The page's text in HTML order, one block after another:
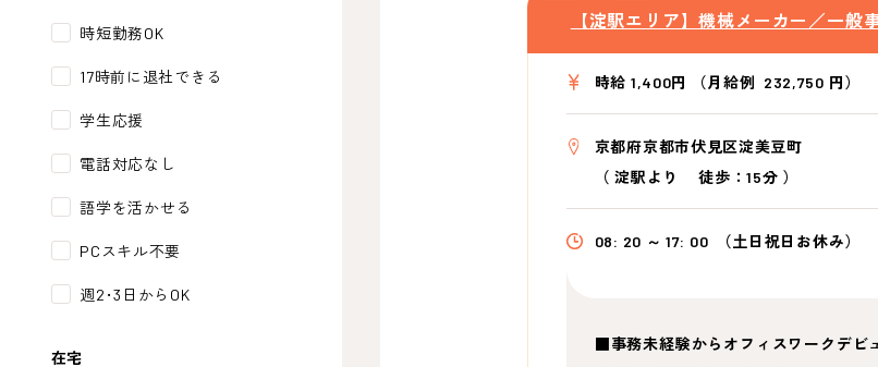
時短勤務OK
17時前に退社できる
学生応援
電話対応なし
語学を活かせる
PCスキル不要
週2･3日からOK
在宅
【淀駅エリア】機械メーカー／一般
時給 1,400円 （月給例 232,750 円）
京都府京都市伏見区淀美豆町
（淀駅より徒歩：15分 ）
08: 20 ～ 17: 00 （土日祝日お休み）
■事務未経験からオフィスワークデ